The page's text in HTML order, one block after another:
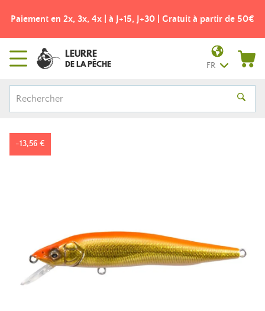
Paiement en 2x, 3x, 4x | à J+15, J+30 | Gratuit à partir de 50€
LEURRE
DE LA PÊCHE FR
-13,56 €